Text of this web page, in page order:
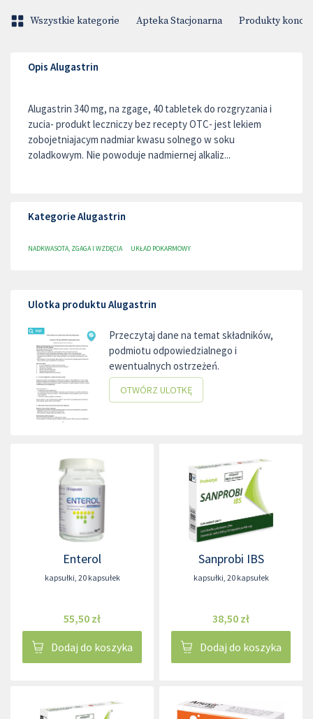
Wszystkie kategorie Apteka Stacjonarna Produkty
Opis Alugastrin
Alugastrin 340 mg, na zgage, 40 tabletek do rozgryzania i
zucia- produkt leczniczy bez recepty OTC- jest lekiem
zobojetniajacym nadmiar kwasu solnego w soku
zoladkowym. Nie powoduje nadmiernej alkaliz...
Kategorie Alugastrin
NADKWASOTA, ZGAGA I WZDĘCIA UKŁAD POKARMOWY
Ulotka produktu Alugastrin
Przeczytaj dane na temat składników,
podmiotu odpowiedzialnego i
ewentualnych ostrzeżeń.
OTWÓRZ ULOTKĘ
Enterol
kapsułki 20 kapsułek
55,50 zł
Dodaj do koszyka
Sanprobi IBS
kapsułki 20 kapsułek
38,50 zł
Dodaj do koszyka